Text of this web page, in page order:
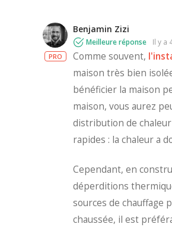
PRO
Benjamin Zizi
Meilleure réponse il y a
Comme souvent,
maison très bien
bénéficier la maison
maison, vous aurez
distribution de
rapides : la chaleur a
Cependant, en
déperditions
sources de chauffage
chaussée, il est